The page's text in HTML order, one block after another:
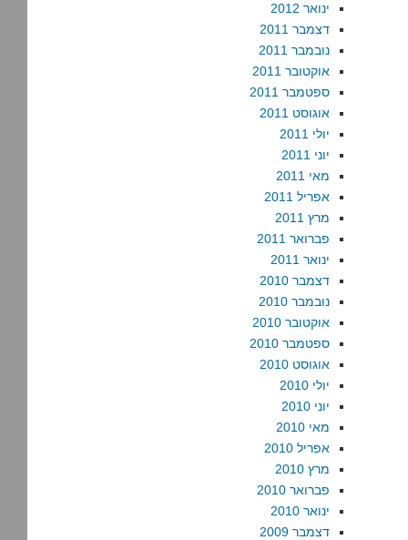
ינואר 2012
דצמבר 2011
נובמבר 2011
אוקטובר 2011
ספטמבר 2011
אוגוסט 2011
יולי 2011
יוני 2011
מאי 2011
אפריל 2011
מרץ 2011
פברואר 2011
ינואר 2011
דצמבר 2010
נובמבר 2010
אוקטובר 2010
ספטמבר 2010
אוגוסט 2010
יולי 2010
יוני 2010
מאי 2010
אפריל 2010
מרץ 2010
פברואר 2010
ינואר 2010
דצמבר 2009